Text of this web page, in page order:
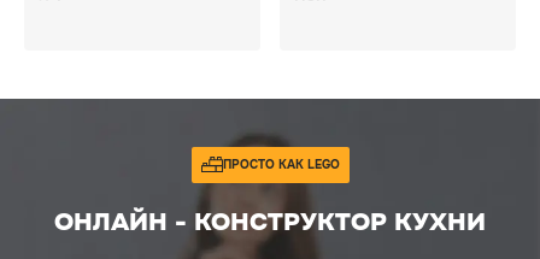
ПРОСТО КАК LEGO
ОНЛАЙН - КОНСТРУКТОР КУХНИ